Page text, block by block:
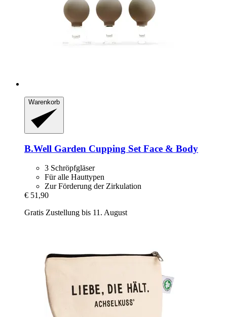
Warenkorb
B.Well Garden Cupping Set Face & Body
3 Schröpfgläser
Für alle Hauttypen
Zur Förderung der Zirkulation
€ 51,90
Gratis Zustellung bis 11. August